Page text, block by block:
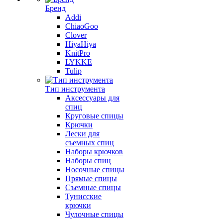
Бренд
Addi
ChiaoGoo
Clover
HiyaHiya
KnitPro
LYKKE
Tulip
Тип инструмента
Аксессуары для
спиц
Круговые спицы
Крючки
Лески для
съемных спиц
Наборы крючков
Наборы спиц
Носочные спицы
Прямые спицы
Съемные спицы
Тунисские
крючки
Чулочные спицы